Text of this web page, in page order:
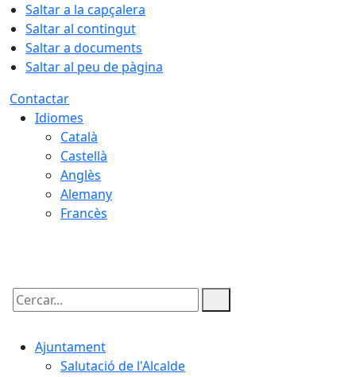
Saltar a la capçalera
Saltar al contingut
Saltar a documents
Saltar al peu de pàgina
Contactar
Idiomes
Català
Castellà
Anglès
Alemany
Francès
Cercar:
Ajuntament
Salutació de l'Alcalde